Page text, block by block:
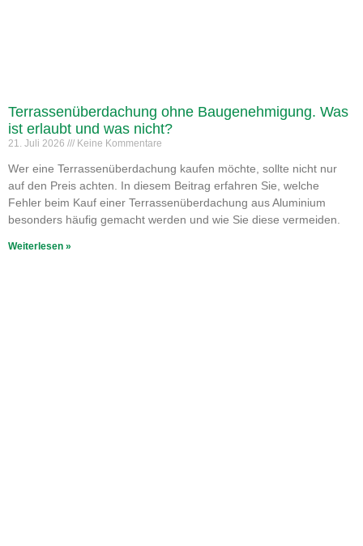
Terrassenüberdachung ohne Baugenehmigung. Was
ist erlaubt und was nicht?
21. Juli 2026 Keine Kommentare
Wer eine Terrassenüberdachung kaufen möchte, sollte nicht nur
auf den Preis achten. In diesem Beitrag erfahren Sie, welche
Fehler beim Kauf einer Terrassenüberdachung aus Aluminium
besonders häufig gemacht werden und wie Sie diese vermeiden.
Weiterlesen »